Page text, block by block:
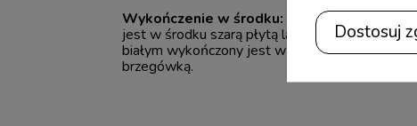
Wykończenie w środku: Mebel w innych
jest w środku szarą płytą laminowaną z szarą
białym wykończony jest w środku białą płytą
brzegówką.
Dostosuj